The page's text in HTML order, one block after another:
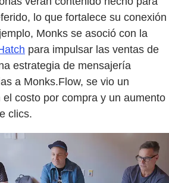
lo que fortalece su conexión
Monks se asoció con la
para impulsar las ventas de
estrategia de mensajería
a Monks.Flow, se vio un
costo por compra y un aumento
clics.